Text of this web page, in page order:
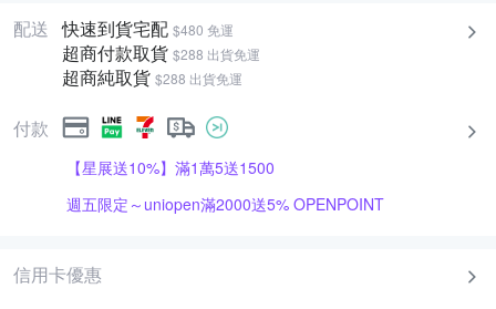
配送 快速到貨宅配 $480 免運
超商付款取貨 $288 出貨免運
超商純取貨 $288 出貨免運
付款
【星展送10%】滿1萬5送1500
週五限定～uniopen滿2000送5% OPENPOINT
信用卡優惠